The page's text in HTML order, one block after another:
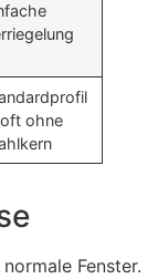
ohne
Fenster.